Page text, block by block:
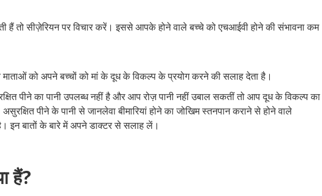
हैं तो सीज़ेरियन पर विचार करें। इससे आपके होने वाले बच्चे को एचआईवी होने की संभावना कम
माताओं को अपने बच्चों को मां के दूध के विकल्प के प्रयोग करने की सलाह देता है।
पीने का पानी उपलब्ध नहीं है और आप रोज़ पानी नहीं उबाल सकतीं तो आप दूध के विकल्प का
पीने के पानी से जानलेवा बीमारियां होने का जोखिम स्तनपान कराने से होने वाले
इन बातों के बारे में अपने डाक्टर से सलाह लें।
हैं?